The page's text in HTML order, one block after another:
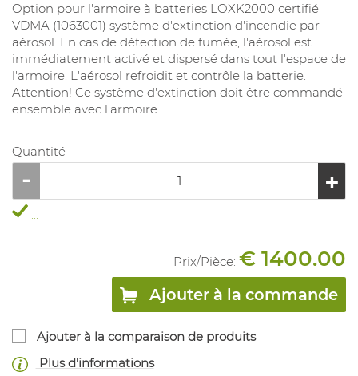
Option pour l'armoire à batteries LOXK2000 certifié
VDMA (1063001) système d'extinction d'incendie par
aérosol. En cas de détection de fumée, l'aérosol est
immédiatement activé et dispersé dans tout l'espace de
l'armoire. L'aérosol refroidit et contrôle la batterie.
Attention! Ce système d'extinction doit être commandé
ensemble avec l'armoire.
Quantité
...
Prix/Pièce: € 1400.00
Ajouter à la commande
Ajouter à la comparaison de produits
Plus d'informations